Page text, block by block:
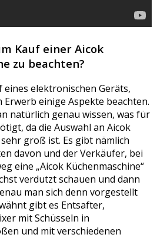
Kauf einer Aicok
zu beachten?
eines elektronischen Geräts,
Erwerb einige Aspekte beachten.
natürlich genau wissen, was für
da die Auswahl an Aicok
groß ist. Es gibt nämlich
davon und der Verkäufer, bei
eine „Aicok Küchenmaschine“
verdutzt schauen und dann
man sich denn vorgestellt
gibt es Entsafter,
mit Schüsseln in
und mit verschiedenen